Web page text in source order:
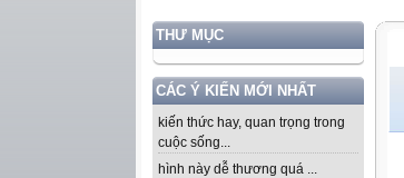
THƯ MỤC
CÁC Ý KIẾN MỚI NHẤT
kiến thức hay, quan trọng trong
cuộc sống...
hình này dễ thương quá ...